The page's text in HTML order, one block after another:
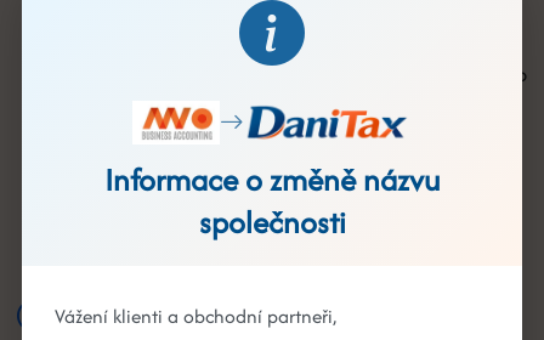
pokud není sjednáno jinak
V případě prodlení s úhradou má poskytovatel právo
účtovat úrok z prodlení podle zákonných předpisů
poskytování služeb při prodlení s úhradou
přesahujícím 30 dnů
7. Mlčenlivost a ochrana údajů
Informace o změně názvu
společnosti
Vážení klienti a obchodní partneři,